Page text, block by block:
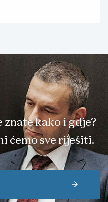
kako i gdje?
ćemo sve riješiti.
arrow_forward